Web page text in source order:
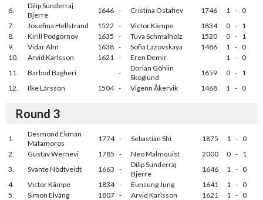
6.
Dilip Sunderraj
Bjerre
1646 - Cristina Ostafiev 1746 1 - 0
7.
Josefina Hellstrand 1522 - Victor Kämpe 1834 0 - 1
8.
Kirill Podgornov 1635 - Tuva Schmalholz 1520 0 - 1
9.
Vidar Alm 1638 - Sofia Lazovskaya 1486 1 - 0
10.
Arvid Karlsson 1621 - Eren Demir 1 - 0
11.
Barbod Bagheri -
Dorian Göhlin
Skoglund
1659 0 - 1
12.
Ilke Larsson 1504 - Vigenn Åkervik 1468 1 - 0
Round 3
1.
Desmond Ekman
Matamoros
1774 - Sebastian Shi 1875 1 - 0
2.
Gustav Wernevi 1785 - Neo Malmquist 2000 0 - 1
3.
Svante Nödtveidt 1663 -
Dilip Sunderraj
Bjerre
1646 1 - 0
4.
Victor Kämpe 1834 - Eunsung Jung 1641 1 - 0
5.
Simon Elväng 1807 - Arvid Karlsson 1621 1 - 0